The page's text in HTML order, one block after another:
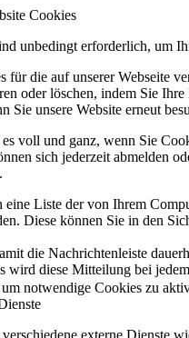
Cookies
unbedingt erforderlich, um
für die auf unserer Webseite
oder löschen, indem Sie
Sie unsere Website erneut
voll und ganz, wenn Sie
sich jederzeit abmelden
eine Liste der von Ihrem
Diese können Sie in den
die Nachrichtenleiste
wird diese Mitteilung bei
notwendige Cookies zu
externe Dienste